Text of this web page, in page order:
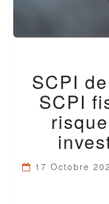
SCPI
SCPI
17 Octobre